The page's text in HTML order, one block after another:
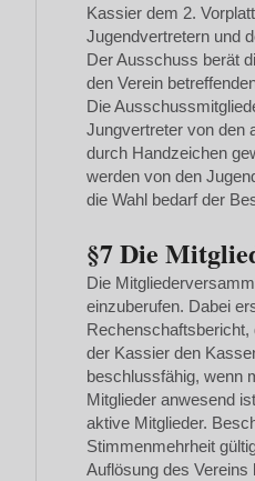
Kassier dem 2.
Jugendvertretern und
Der Ausschuss berät
den Verein
Die
Jungvertreter von den
durch Handzeichen
werden von den
die Wahl bedarf der
§7 Die
Die
einzuberufen. Dabei
der Kassier den
beschlussfähig, wenn
Mitglieder anwesend
aktive Mitglieder.
Stimmenmehrheit
Auflösung des